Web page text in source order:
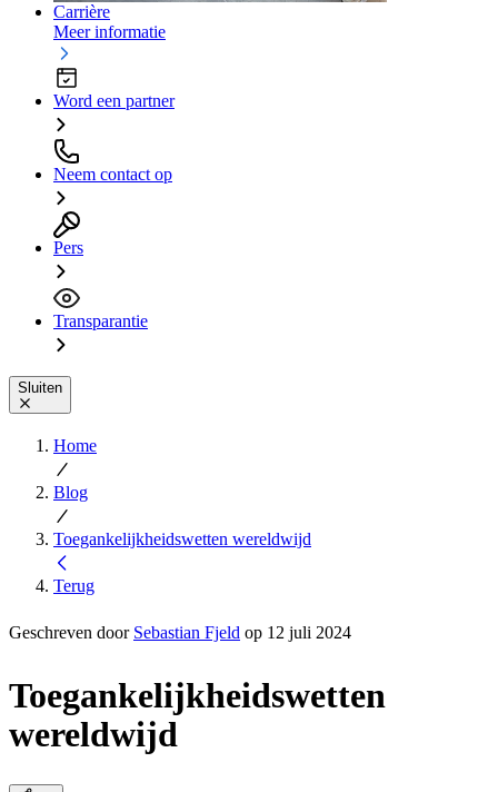
Carrière
Meer informatie
Word een partner
Neem contact op
Pers
Transparantie
Sluiten
Home
Blog
Toegankelijkheidswetten wereldwijd
Terug
Geschreven door Sebastian Fjeld op 12 juli 2024
Toegankelijkheidswetten
wereldwijd